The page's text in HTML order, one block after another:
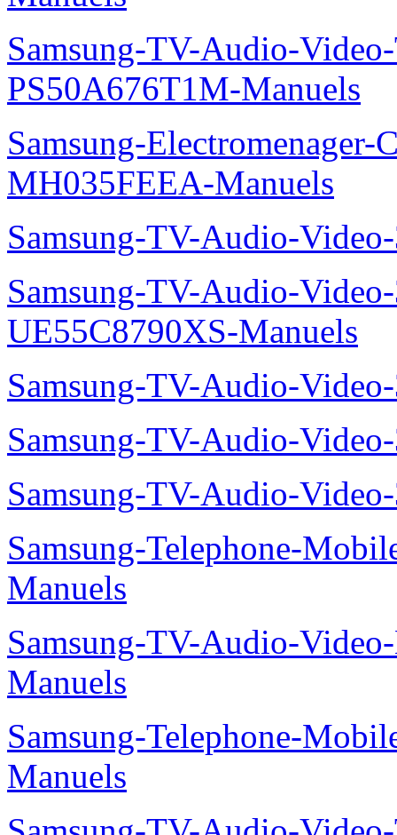
Samsung-Electromenager-
MH068FXEA4-Manuels
Samsung-TV-Audio-
Samsung-TV-Audio-
Manuels
Samsung-TV-Audio-
PS50A676T1M-Manuels
Samsung-Electromenager-
MH035FEEA-Manuels
Samsung-TV-Audio-
Samsung-TV-Audio-
UE55C8790XS-Manuels
Samsung-TV-Audio-
Samsung-TV-Audio-
Samsung-TV-Audio-
Samsung-Telephone-
Manuels